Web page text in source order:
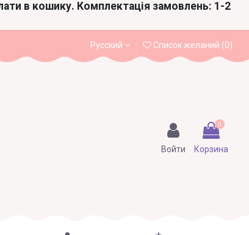
в кошику. Комплектація замовлень: 1-2
Русский Список желаний (0)
Войти
0
Корзина